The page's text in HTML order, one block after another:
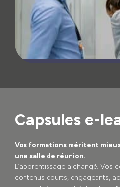
Capsules e-
Vos formations méritent
une salle de réunion.
L’apprentissage a changé. Vos
contenus courts, engageants,